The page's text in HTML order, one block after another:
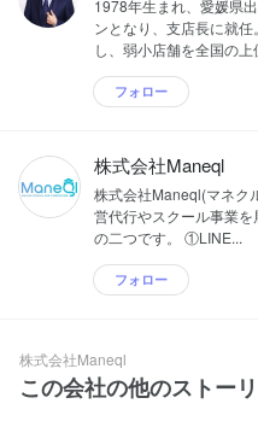
1978年生まれ、愛媛県
ンとなり、支店長に就
し、弱小店舗を全国の
フォロー
株式会社Maneql
株式会社Maneql(マネク
営代行やスクール事業
の二つです。 ①LINE...
フォロー
株式会社Maneql
この会社の他のストー